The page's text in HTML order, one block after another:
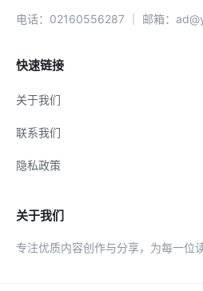
电话：02160556287 ｜ 邮箱：
快速链接
关于我们
联系我们
隐私政策
关于我们
专注优质内容创作与分享，为每一位